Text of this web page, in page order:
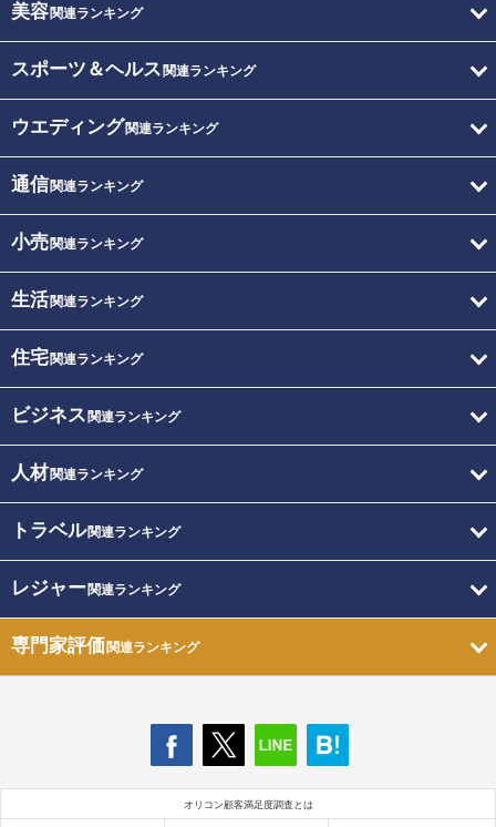
美容関連ランキング
スポーツ＆ヘルス 関連ランキング
ウエディング関連ランキング
通信関連ランキング
小売関連ランキング
生活関連ランキング
住宅関連ランキング
ビジネス 関連ランキング
人材関連ランキング
トラベル関連ランキング
レジャー関連ランキング
専門家評価関連ランキング
オリコン顧客満足度調査とは